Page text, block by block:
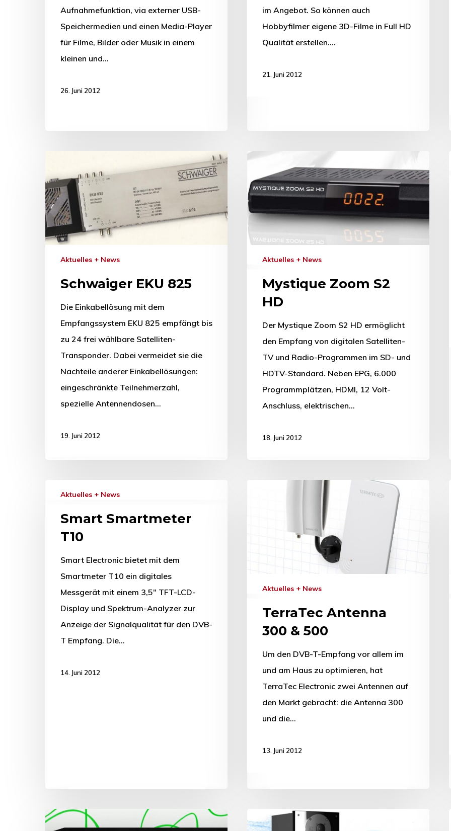
Aufnahmefunktion, via externer USB-
Speichermedien und einen Media-Player
für Filme, Bilder oder Musik in einem
kleinen und…
26. Juni 2012
im Angebot. So können auch
Hobbyfilmer eigene 3D-Filme in Full HD
Qualität erstellen.…
21. Juni 2012
Aktuelles + News
Schwaiger EKU 825
Die Einkabellösung mit dem
Empfangssystem EKU 825 empfängt bis
zu 24 frei wählbare Satelliten-
Transponder. Dabei vermeidet sie die
Nachteile anderer Einkabellösungen:
eingeschränkte Teilnehmerzahl,
spezielle Antennendosen…
19. Juni 2012
Aktuelles + News
Mystique Zoom S2
HD
Der Mystique Zoom S2 HD ermöglicht
den Empfang von digitalen Satelliten-
TV und Radio-Programmen im SD- und
HDTV-Standard. Neben EPG, 6.000
Programmplätzen, HDMI, 12 Volt-
Anschluss, elektrischen…
18. Juni 2012
Aktuelles + News
Smart Smartmeter
T10
Smart Electronic bietet mit dem
Smartmeter T10 ein digitales
Messgerät mit einem 3,5" TFT-LCD-
Display und Spektrum-Analyzer zur
Anzeige der Signalqualität für den DVB-
T Empfang. Die…
14. Juni 2012
Aktuelles + News
TerraTec Antenna
300 & 500
Um den DVB-T-Empfang vor allem im
und am Haus zu optimieren, hat
TerraTec Electronic zwei Antennen auf
den Markt gebracht: die Antenna 300
und die…
13. Juni 2012